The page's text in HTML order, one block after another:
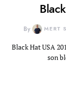
By MERT
Black Hat USA
son